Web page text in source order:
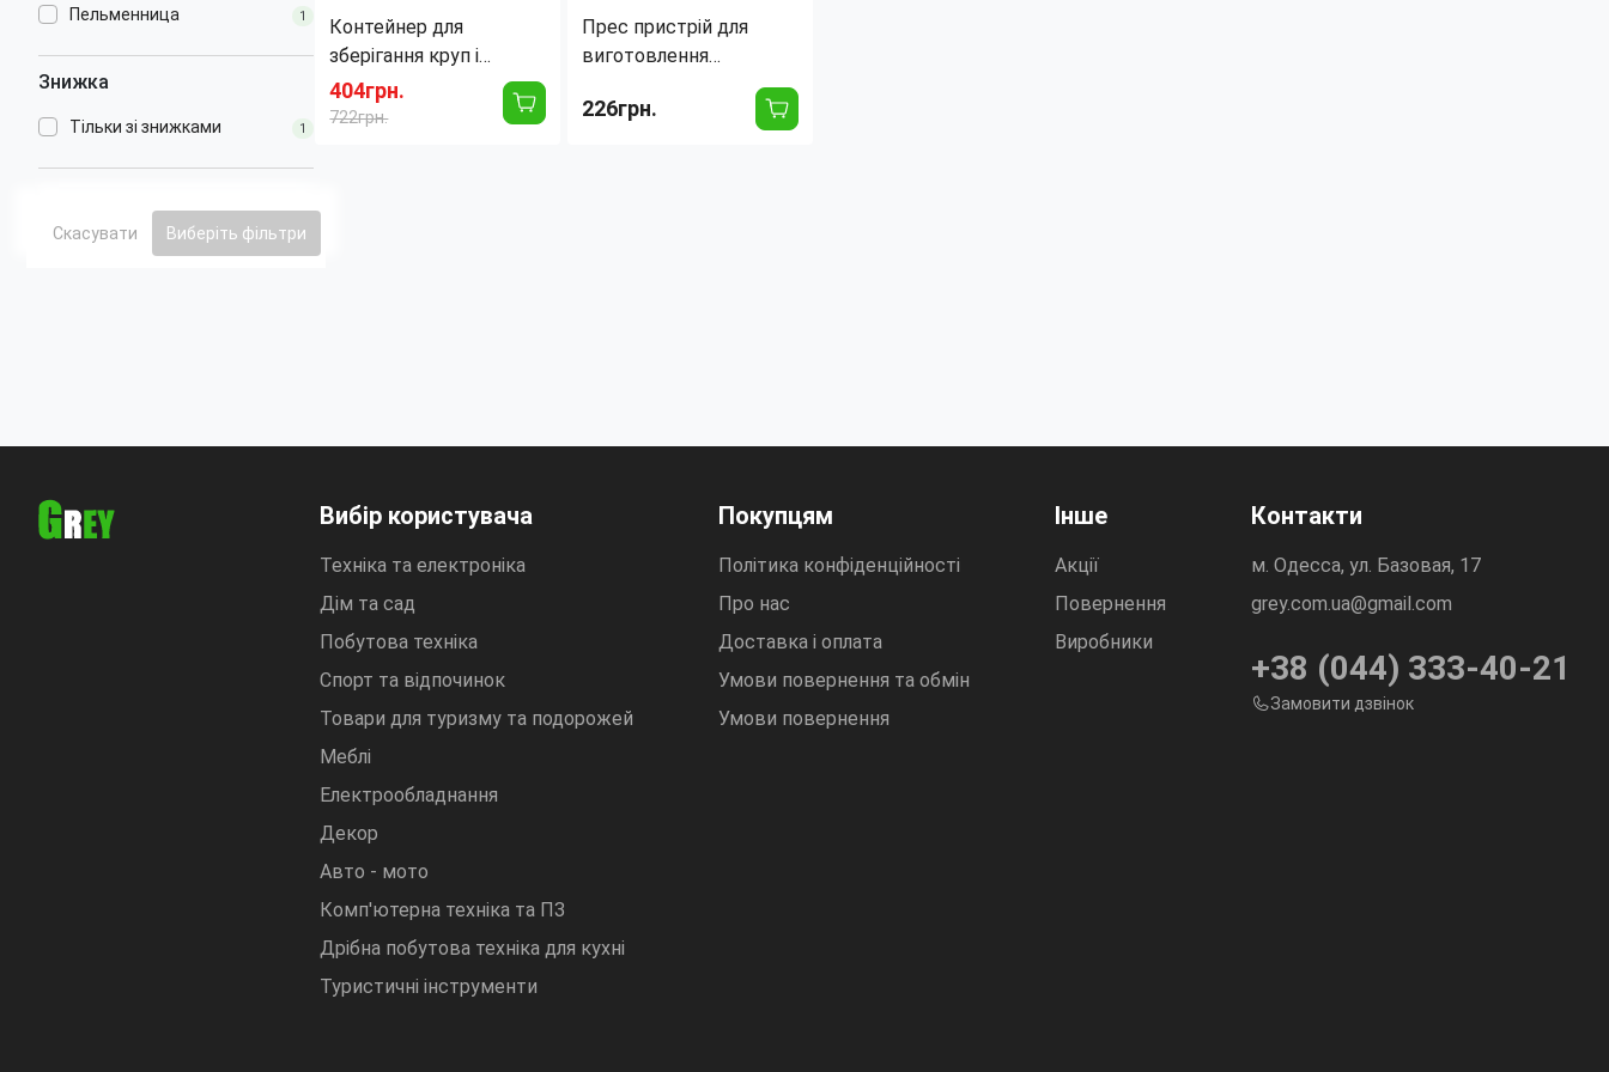
Контейнер для
зберігання круп і
спецій, органайзер із
дозатором 6 секцій
404грн.
722грн.
Прес пристрій для
виготовлення
пельменів і вареників
226грн.
Пельменница 1
Знижка
Тільки зі знижками 1
Скасувати Виберіть фільтри
Вибір користувача
Техніка та електроніка
Дім та сад
Побутова техніка
Спорт та відпочинок
Товари для туризму та подорожей
Меблі
Електрообладнання
Декор
Авто - мото
Комп'ютерна техніка та ПЗ
Дрібна побутова техніка для кухні
Туристичні інструменти
Покупцям
Політика конфіденційності
Про нас
Доставка і оплата
Умови повернення та обмін
Умови повернення
Інше
Акції
Повернення
Виробники
Контакти
м. Одесса, ул. Базовая, 17
grey.com.ua@gmail.com
+38 (044) 333-40-21
Замовити дзвінок